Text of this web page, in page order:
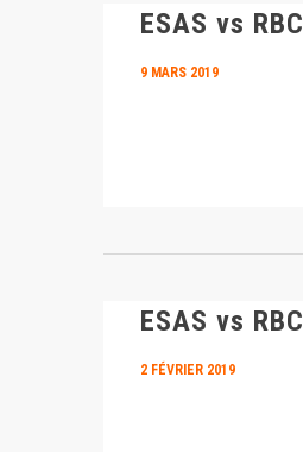
ESAS vs RBC
9 MARS 2019
ESAS vs RBC
2 FÉVRIER 2019